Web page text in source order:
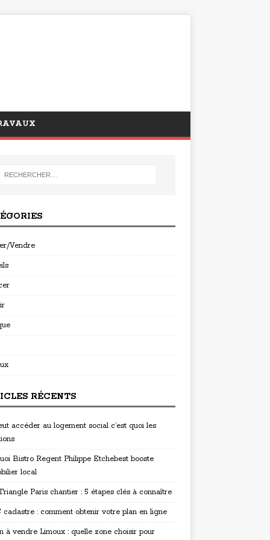
Vendre
RÉCENTS
accéder au logement social c’est quoi les
Bistro Regent Philippe Etchebest booste
local
Paris chantier : 5 étapes clés à connaître
cadastre : comment obtenir votre plan en ligne
à vendre Limoux : quelle zone choisir pour